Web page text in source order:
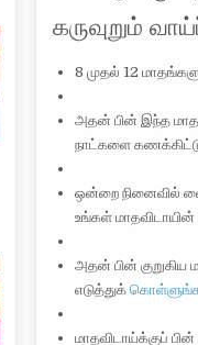
கருவுறும்
8 முதல் 12
அதன் பின் இந்த
நாட்களை
ஒன்றை நினைவில்
உங்கள்
அதன் பின்
எடுத்துக்
மாதவிடாய்க்குப்